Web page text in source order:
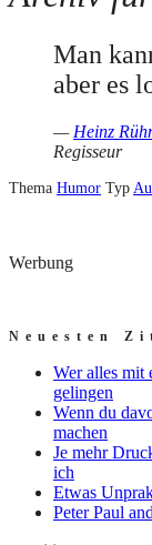
Man
aber es
— Heinz
Regisseur
Thema Humor Typ
Werbung
Neuesten
Wer alles mit
gelingen
Wenn du
machen
Je mehr
ich
Etwas
Peter Paul